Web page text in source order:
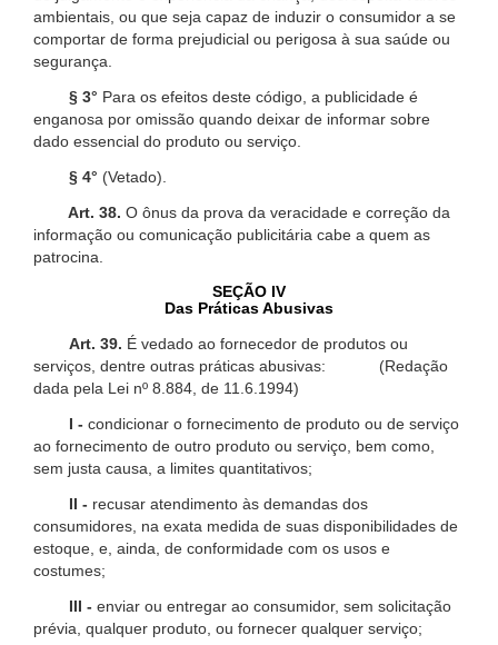
ambientais, ou que seja capaz de induzir o consumidor a se
comportar de forma prejudicial ou perigosa à sua saúde ou
segurança.
§ 3° Para os efeitos deste código, a publicidade é
enganosa por omissão quando deixar de informar sobre
dado essencial do produto ou serviço.
§ 4° (Vetado).
Art. 38. O ônus da prova da veracidade e correção da
informação ou comunicação publicitária cabe a quem as
patrocina.
SEÇÃO IV
Das Práticas Abusivas
Art. 39. É vedado ao fornecedor de produtos ou
serviços, dentre outras práticas abusivas: (Redação
dada pela Lei nº 8.884, de 11.6.1994)
I - condicionar o fornecimento de produto ou de serviço
ao fornecimento de outro produto ou serviço, bem como,
sem justa causa, a limites quantitativos;
II - recusar atendimento às demandas dos
consumidores, na exata medida de suas disponibilidades de
estoque, e, ainda, de conformidade com os usos e
costumes;
III - enviar ou entregar ao consumidor, sem solicitação
prévia, qualquer produto, ou fornecer qualquer serviço;